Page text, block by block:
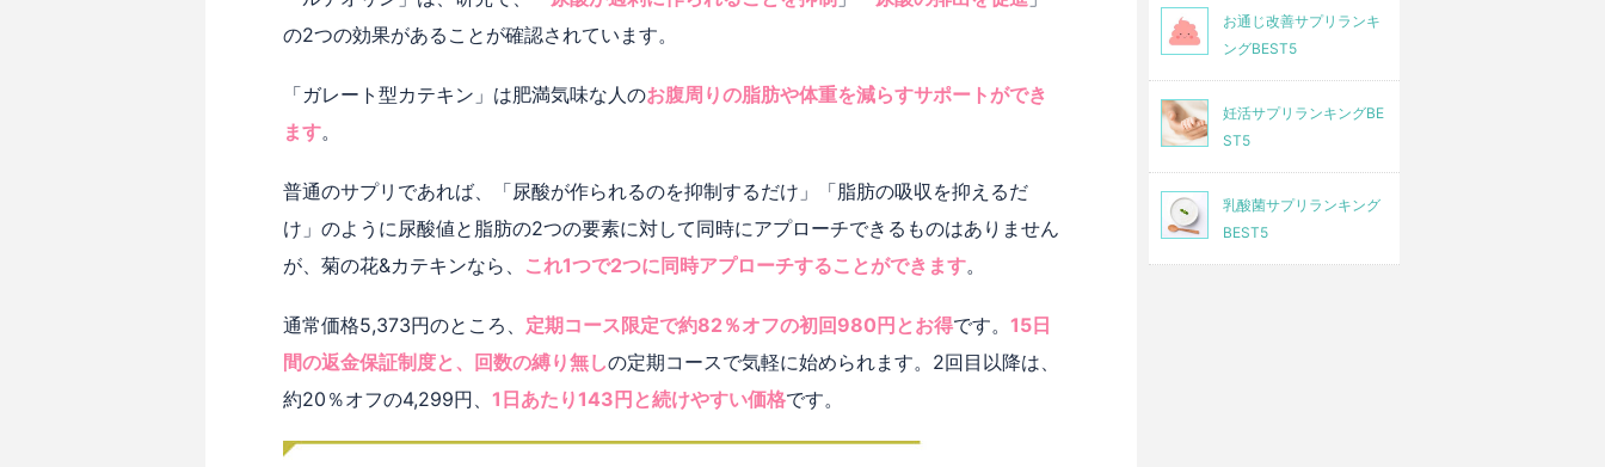
の2つの効果があることが確認されています。
「ガレート型カテキン」は肥満気味な人のお腹周りの脂肪や体重を減らすサポートができ
ます。
普通のサプリであれば、「尿酸が作られるのを抑制するだけ」「脂肪の吸収を抑えるだ
け」のように尿酸値と脂肪の2つの要素に対して同時にアプローチできるものはありません
が、菊の花&カテキンなら、 これ1つで2つに同時アプローチすることができます。
通常価格5,373円のところ、 定期コース限定で約82％オフの初回980円とお得です。 15日
間の返金保証制度と、回数の縛り無しの定期コースで気軽に始められます。2回目以降は、
約20％オフの4,299円、 1日あたり143円と続けやすい価格です。
お通じ改善サプリランキ
ングBEST5
妊活サプリランキングBE
ST5
乳酸菌サプリランキング
BEST5